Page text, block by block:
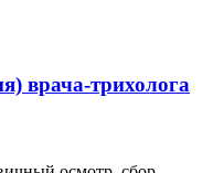
врача-трихолога